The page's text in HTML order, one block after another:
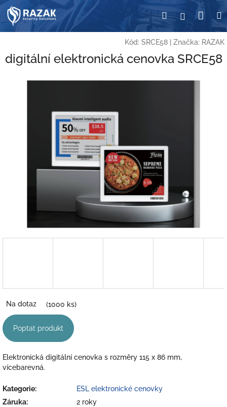
Přejít
na
obsah
HledatPřihlášení
Kód: SRCE58 Značka: RAZAK
digitální elektronická cenovka SRCE58
Na dotaz (1000 ks)
Poptat produkt
Elektronická digitální cenovka s rozměry 115 x 86 mm,
vícebarevná.
Kategorie:
ESL elektronické cenovky
Záruka:
2 roky